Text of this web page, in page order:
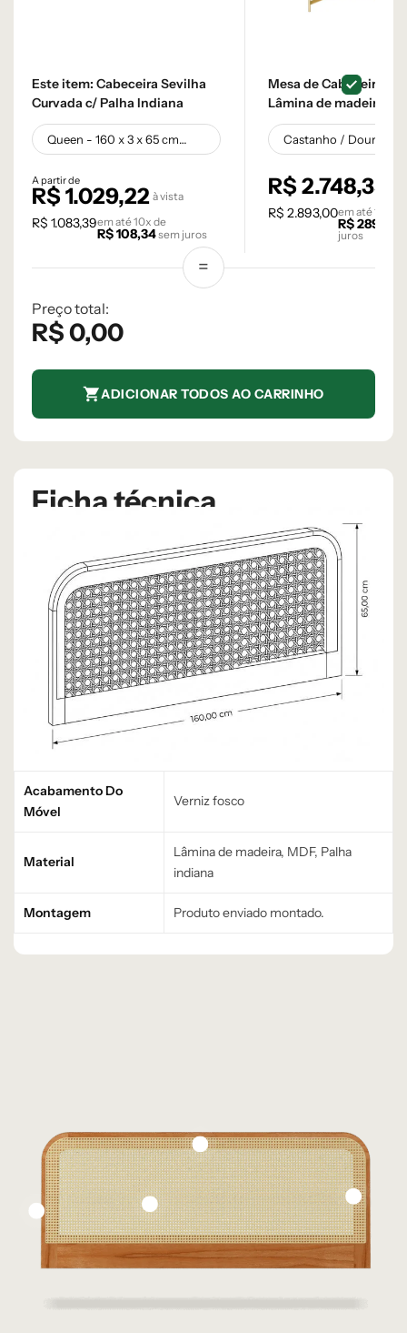
Este item: Cabeceira Sevilha
Curvada c/ Palha Indiana
A partir de
R$1.029,22 à vista
R$ 1.083,39em até10x de
R$108,34sem juros
Mesa de Cabeceira
Lâmina de madeira
Carvalho Natural
R$2.748,35
R$ 2.893,00em até10
R$289,30
juros
Preço total:
R$0,00
ADICIONAR TODOS AO CARRINHO
Ficha técnica
Acabamento Do
Móvel
Verniz fosco
Material
Lâmina de madeira, MDF, Palha
indiana
Montagem Produto enviado montado.
Palha Indiana
Lâmina de
Carvalho Natural
Personalizaçã
o sob
Demanda
Bucha e
parafuso